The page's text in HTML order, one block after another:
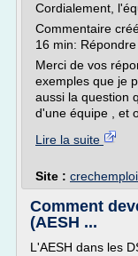
Cordialement,
Commentaire
16 min: Répondre
Merci de vos
exemples que je
aussi la question
d'une équipe , et
Lire la suite
Site :
Comment
(AESH ...
L'AESH dans les